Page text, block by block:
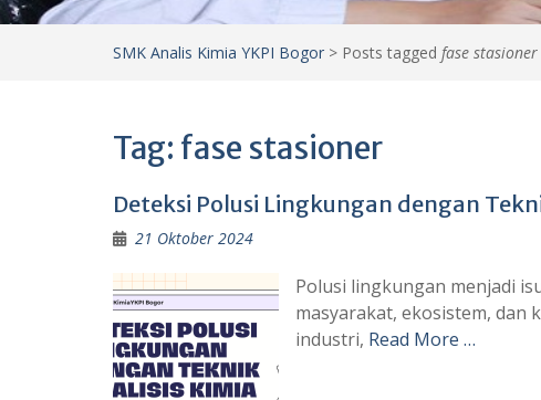
SMK Analis Kimia YKPI Bogor > Posts tagged fase stasioner
Tag: fase stasioner
Deteksi Polusi Lingkungan dengan
21 Oktober 2024
Polusi lingkungan menjadi
masyarakat, ekosistem, dan
industri, Read More …